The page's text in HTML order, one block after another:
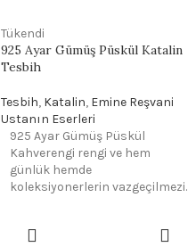
Tükendi
925 Ayar Gümüş Püskül Katalin
Tesbih
Tesbih, Katalin, Emine Reşvani
Ustanın Eserleri
925 Ayar Gümüş Püskül
Kahverengi rengi ve hem
günlük hemde
koleksiyonerlerin vazgeçilmezi.